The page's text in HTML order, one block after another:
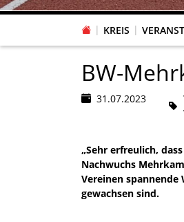
KREIS
BW-
31.07.2023
„Sehr erfreulich,
Nachwuchs
Vereinen
gewachsen sind.